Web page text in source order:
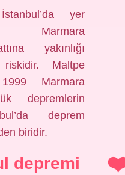
yer
Marmara
yakınlığı
Maltpe
Marmara
depremlerin
deprem
biridir.
depremi